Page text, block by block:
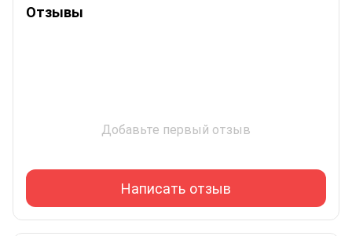
Отзывы
Добавьте первый отзыв
Написать отзыв